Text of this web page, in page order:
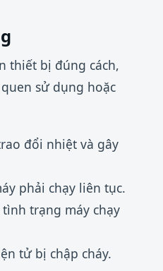
thiết bị đúng cách,
sử dụng hoặc
đổi nhiệt và gây
phải chạy liên tục.
trạng máy chạy
tử bị chập cháy.